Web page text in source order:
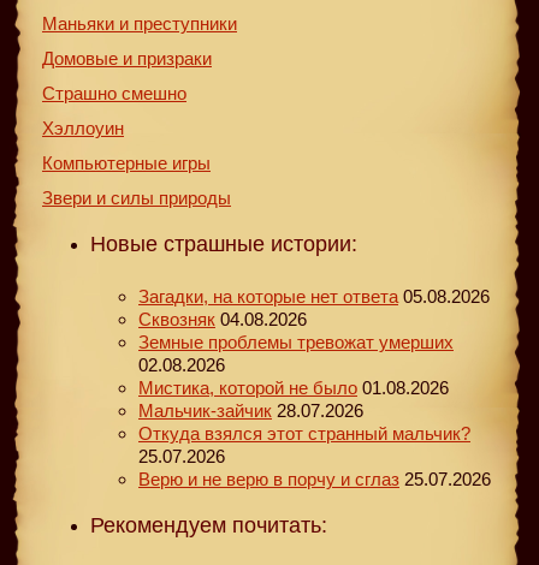
Маньяки и преступники
Домовые и призраки
Страшно смешно
Хэллоуин
Компьютерные игры
Звери и силы природы
Новые страшные истории:
Загадки, на которые нет ответа 05.08.2026
Сквозняк 04.08.2026
Земные проблемы тревожат умерших
02.08.2026
Мистика, которой не было 01.08.2026
Мальчик-зайчик 28.07.2026
Откуда взялся этот странный мальчик?
25.07.2026
Верю и не верю в порчу и сглаз 25.07.2026
Рекомендуем почитать: